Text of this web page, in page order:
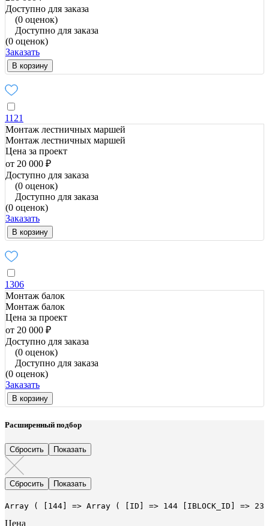
Доступно для заказа
(0 оценок)
Доступно для заказа
(0 оценок)
Заказать
В корзину
1121
Монтаж лестничных маршей
Монтаж лестничных маршей
Цена за проект
от 20 000 ₽
Доступно для заказа
(0 оценок)
Доступно для заказа
(0 оценок)
Заказать
В корзину
1306
Монтаж балок
Монтаж балок
Цена за проект
от 20 000 ₽
Доступно для заказа
(0 оценок)
Доступно для заказа
(0 оценок)
Заказать
В корзину
Расширенный подбор
Array ( [144] => Array ( [ID] => 144 [IBLOCK_ID] => 23
Цена